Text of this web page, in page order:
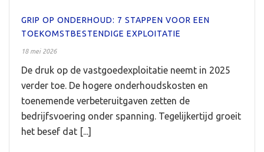
GRIP OP ONDERHOUD: 7 STAPPEN VOOR EEN
TOEKOMSTBESTENDIGE EXPLOITATIE
18 mei 2026
De druk op de vastgoedexploitatie neemt in 2025
verder toe. De hogere onderhoudskosten en
toenemende verbeteruitgaven zetten de
bedrijfsvoering onder spanning. Tegelijkertijd groeit
het besef dat [...]